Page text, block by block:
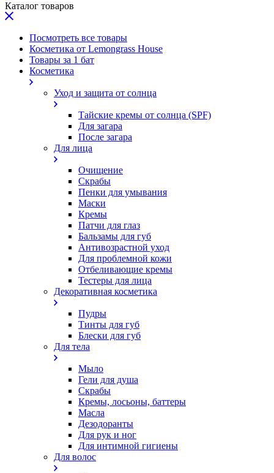
Каталог товаров
Посмотреть все товары
Косметика от Lemongrass House
Товары за 1 бат
Косметика
Уход и защита от солнца
Тайские кремы от солнца (SPF)
Для загара
После загара
Для лица
Очищение
Скрабы
Пенки для умывания
Маски
Кремы
Патчи для глаз
Бальзамы для губ
Антивозрастной уход
Для проблемной кожи
Oтбеливающие кремы
Тестеры для лица
Декоративная косметика
Пудры
Тинты для губ
Блески для губ
Для тела
Мыло
Гели для душа
Скрабы
Кремы, лосьоны, баттеры
Масла
Дезодоранты
Для рук и ног
Для интимной гигиены
Для волос